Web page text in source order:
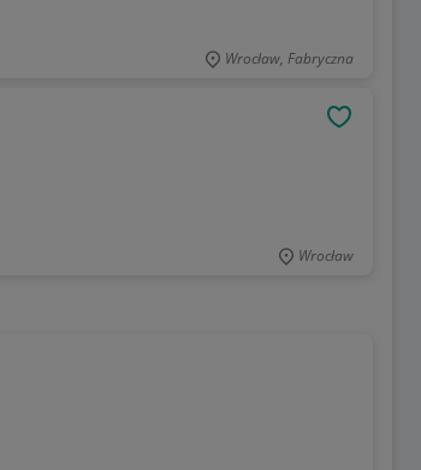
Wrocław, Fabryczna
Wrocław